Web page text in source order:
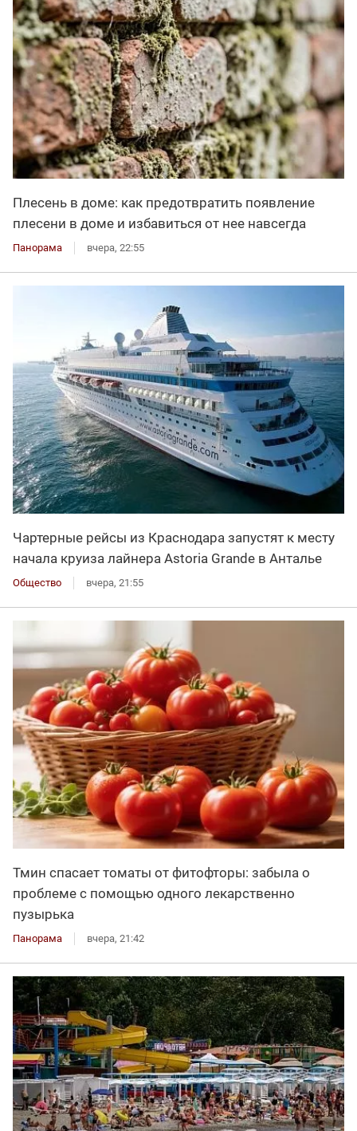
Плесень в доме: как предотвратить появление
плесени в доме и избавиться от нее навсегда
Панорама вчера, 22:55
Чартерные рейсы из Краснодара запустят к месту
начала круиза лайнера Astoria Grande в Анталье
Общество вчера, 21:55
Тмин спасает томаты от фитофторы: забыла о
проблеме с помощью одного лекарственно
пузырька
Панорама вчера, 21:42